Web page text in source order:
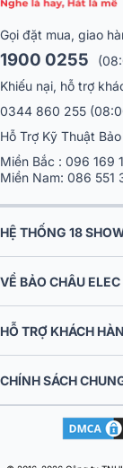
Loa Sub BIK BJ-
thương hiệu BIK nổi
như hát karaoke,
thống linh kiện
cao.
Gọi đặt mua, giao
1900 0255
Khiếu nại, hỗ trợ
0344 860 255
Hỗ Trợ Kỹ Thuật
Miền Bắc : 096 169
Miền Nam: 086 551
HỆ THỐNG 18
VỀ BẢO CHÂU ELEC
HỖ TRỢ KHÁCH
CHÍNH SÁCH